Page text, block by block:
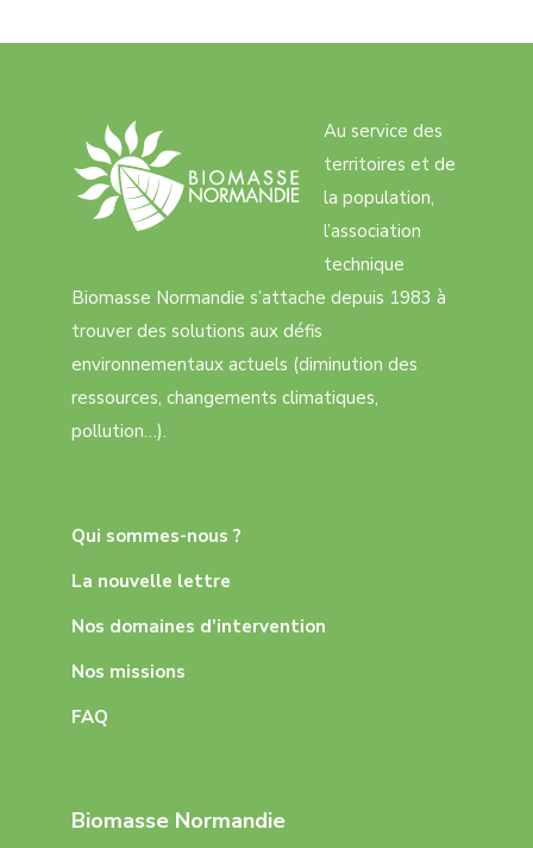
Au service des
territoires et de
la population,
l’association
technique
Biomasse Normandie s’attache depuis 1983 à
trouver des solutions aux défis
environnementaux actuels (diminution des
ressources, changements climatiques,
pollution…).
Qui sommes-nous ?
La nouvelle lettre
Nos domaines d’intervention
Nos missions
FAQ
Biomasse Normandie